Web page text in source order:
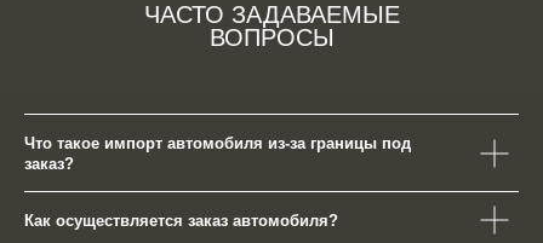
ЧАСТО ЗАДАВАЕМЫЕ
ВОПРОСЫ
Что такое импорт автомобиля из-за границы под
заказ?
Как осуществляется заказ автомобиля?